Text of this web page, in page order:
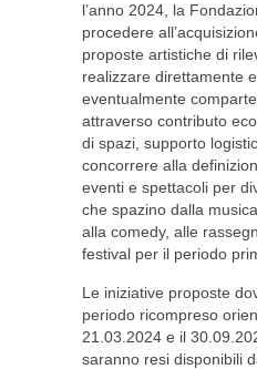
l’anno 2024, la
procedere
proposte artistiche di
realizzare direttamente
eventualmente
attraverso contributo
di spazi, supporto
concorrere alla
eventi e spettacoli per
che spazino dalla
alla comedy, alle
festival per il periodo
Le iniziative proposte
periodo ricompreso
21.03.2024 e il
saranno resi disponibili